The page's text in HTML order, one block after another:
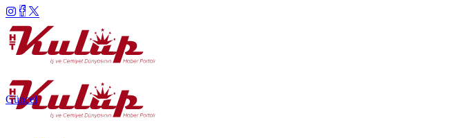
Güncel